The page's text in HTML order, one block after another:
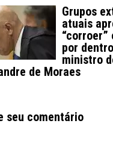
Grupos
atuais
“corroer”
por
ministro
de Moraes
seu comentário